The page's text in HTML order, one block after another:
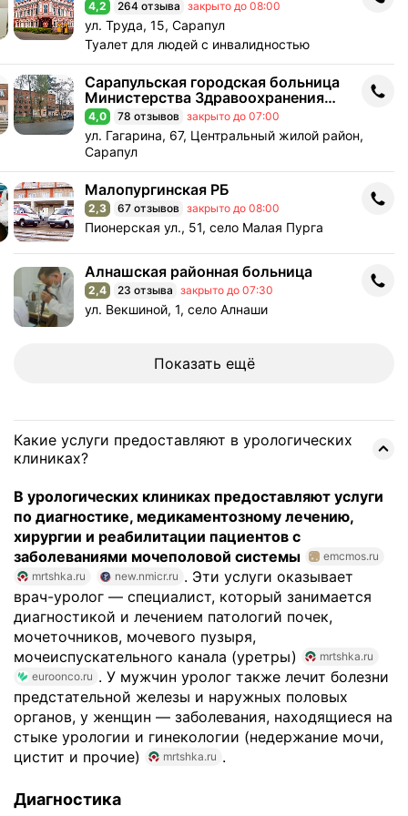
Рейтинг 4,2 из 5
4,2 264 отзыва закрыто до 08:00
Адрес: ул. Труда, 15, Сарапул .
ул. Труда, 15, Сарапул
Туалет для людей с инвалидностью
Сарапульская городская больница Министерства
Сарапульская городская больница
Министерства Здравоохранения
Удмуртской Республики
Рейтинг 4,0 из 5
4,0 78 отзывов закрыто до 07:00
Адрес: ул. Гагарина, 67, Центральный жилой
ул. Гагарина, 67, Центральный жилой район,
Сарапул
Малопургинская РБМалопургинская РБ
Рейтинг 2,3 из 5
2,3 67 отзывов закрыто до 08:00
Адрес: Пионерская ул., 51, село Малая Пурга .
Пионерская ул., 51, село Малая Пурга
Алнашская районная больница
Алнашская районная больница
Рейтинг 2,4 из 5
2,4 23 отзыва закрыто до 07:30
Адрес: ул. Векшиной, 1, село Алнаши .
ул. Векшиной, 1, село Алнаши
Показать ещё
Какие услуги предоставляют в урологических
клиниках?
В урологических клиниках предоставляют услуги
по диагностике, медикаментозному лечению,
хирургии и реабилитации пациентов с
заболеваниями мочеполовой системы
emcmos.ru
mrtshka.ru
new.nmicr.ru . Эти услуги оказывает
врач-уролог — специалист, который занимается
диагностикой и лечением патологий почек,
мочеточников, мочевого пузыря,
мочеиспускательного канала (уретры)
mrtshka.ru
euroonco.ru . У мужчин уролог также лечит болезни
предстательной железы и наружных половых
органов, у женщин — заболевания, находящиеся на
стыке урологии и гинекологии (недержание мочи,
цистит и прочие)
mrtshka.ru .
Диагностика